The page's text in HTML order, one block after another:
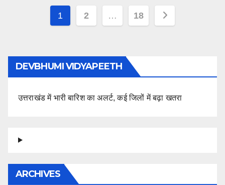
Posts
1 2 … 18
DEVBHUMI VIDYAPEETH
उत्तराखंड में भारी बारिश का अलर्ट, कई जिलों में बढ़ा खतरा
ARCHIVES